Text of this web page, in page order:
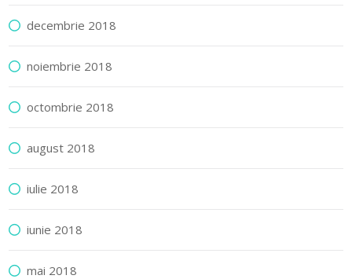
decembrie 2018
noiembrie 2018
octombrie 2018
august 2018
iulie 2018
iunie 2018
mai 2018